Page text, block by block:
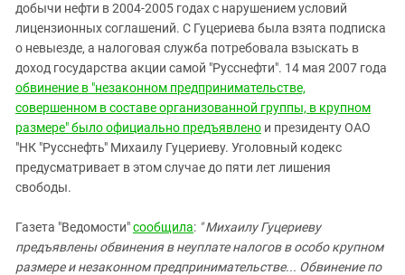
добычи нефти в 2004-2005 годах с нарушением условий
лицензионных соглашений. С Гуцериева была взята подписка
о невыезде, а налоговая служба потребовала взыскать в
доход государства акции самой "Русснефти". 14 мая 2007 года
обвинение в "незаконном предпринимательстве,
совершенном в составе организованной группы, в крупном
размере"было официально предъявлено и президенту ОАО
"НК "Русснефть" Михаилу Гуцериеву. Уголовный кодекс
предусматривает в этом случае до пяти лет лишения
свободы.
Газета "Ведомости"сообщила: " Михаилу Гуцериеву
предъявлены обвинения в неуплате налогов в особо крупном
размере и незаконном предпринимательстве... Обвинение по